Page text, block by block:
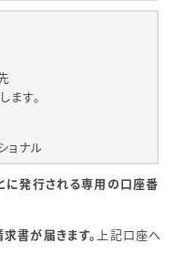
ます。
ョナル
に発行される専用の口座番
書が届きます。 上記口座へ